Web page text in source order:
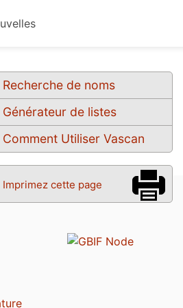
Recherche de noms
Générateur de listes
Comment Utiliser Vascan
Imprimez cette page